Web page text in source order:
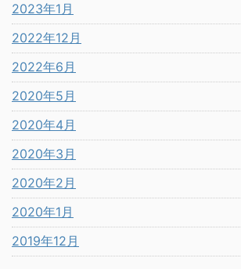
2023年1月
2022年12月
2022年6月
2020年5月
2020年4月
2020年3月
2020年2月
2020年1月
2019年12月